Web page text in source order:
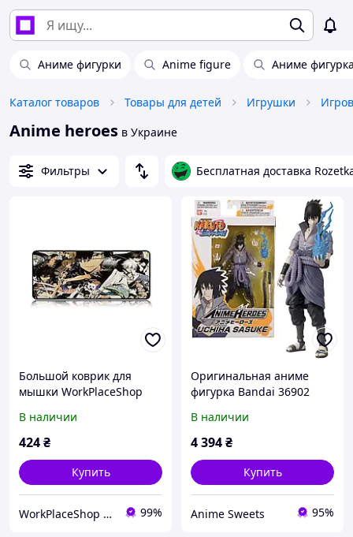
Аниме фигурки Anime figure Аниме
Каталог товаров Товары для детей Игрушки
Anime heroes в Украине
Фильтры Бесплатная доставка
Большой коврик для
мышки WorkPlaceShop
В наличии
424₴
Купить
WorkPlaceShop - Студія настільних покриттів 99%
Оригинальная аниме
фигурка Bandai 36902
15cm Uchiha Sasuke-
Action Figures
В наличии
4 394₴
Купить
Anime Sweets 95%